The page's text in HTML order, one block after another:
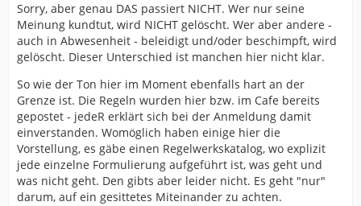
Sorry, aber genau DAS passiert NICHT. Wer nur seine
Meinung kundtut, wird NICHT gelöscht. Wer aber andere -
auch in Abwesenheit - beleidigt und/oder beschimpft, wird
gelöscht. Dieser Unterschied ist manchen hier nicht klar.
So wie der Ton hier im Moment ebenfalls hart an der
Grenze ist. Die Regeln wurden hier bzw. im Cafe bereits
gepostet - jedeR erklärt sich bei der Anmeldung damit
einverstanden. Womöglich haben einige hier die
Vorstellung, es gäbe einen Regelwerkskatalog, wo explizit
jede einzelne Formulierung aufgeführt ist, was geht und
was nicht geht. Den gibts aber leider nicht. Es geht "nur"
darum, auf ein gesittetes Miteinander zu achten.